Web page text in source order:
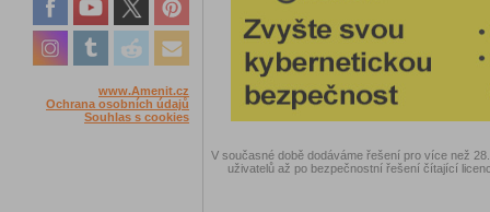
www.Amenit.cz
Ochrana osobních údajů
Souhlas s cookies
V současné době dodáváme řešení pro více než
uživatelů až po bezpečnostní řešení čítající